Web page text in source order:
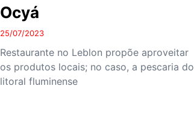
Ocyá
25/07/2023
Restaurante no Leblon propõe aproveitar
os produtos locais; no caso, a pescaria do
litoral fluminense